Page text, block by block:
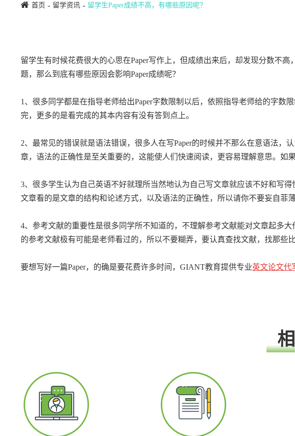
首页 留学资讯 留学生Paper成绩不高，有哪些原因呢？
留学生有时候花费很大的心思在Paper写作上，但成绩出来后，却发现分数不
题，那么到底有哪些原因会影响Paper成绩呢？
1、很多同学都是在指导老师给出Paper字数限制以后，依照指导老师给的字
完，更多的是看完成的其本内容有没有答到点上。
2、最常见的错误就是语法错误，很多人在写Paper的时候并不那么在意语法，
章，语法的正确性是至关重要的，这能使人们快速阅读，更容易理解意思。如
3、很多学生认为自己英语不好就理所当然地认为自己写文章就应该不好和写
文章看的是文章的结构和论述方式，以及语法的正确性，所以请你不要妄自菲
4、参考文献的重要性是很多同学所不知道的，不理解参考文献能对文章起多
的参考文献极有可能是老师看过的，所以不要糊弄，要认真查找文献，找那些
要想写好一篇Paper，的确是要花费许多时间，GIANT教育提供专业英文论文代